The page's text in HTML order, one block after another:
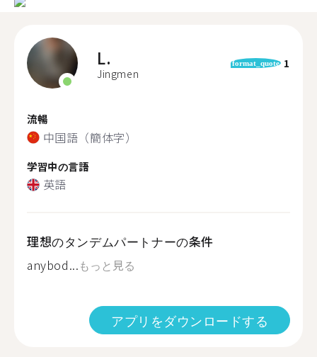
L.
Jingmen
format_quote 1
流暢
中国語（簡体字）
学習中の言語
英語
理想のタンデムパートナーの条件
anybod...もっと見る
アプリをダウンロードする